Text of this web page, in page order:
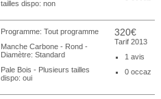
tailles dispo: non
Programme: Tout programme
Manche Carbone - Rond -
Diamètre: Standard
Pale Bois - Plusieurs tailles
dispo: oui
320€
Tarif 2013
1 avis
0 occaz